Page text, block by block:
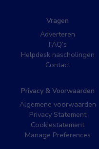
Vragen
Adverteren
FAQ’s
Helpdesk nascholingen
Contact
Privacy & Voorwaarden
Algemene voorwaarden
Privacy Statement
Cookiestatement
Manage Preferences